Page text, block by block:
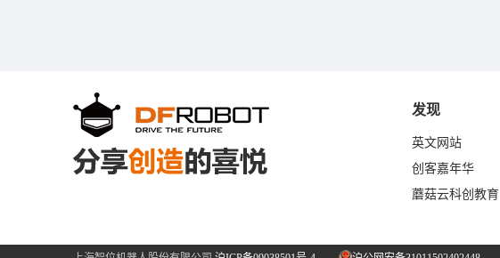
发现
英文网站
创客嘉年华
蘑菇云科创教育